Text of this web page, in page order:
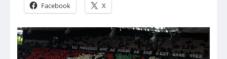
Facebook X